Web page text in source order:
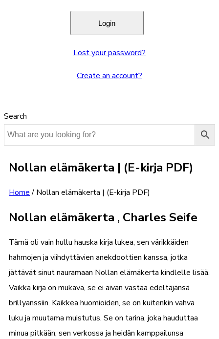
Lost your password?
Create an account?
Search
Nollan elämäkerta | (E-kirja PDF)
Home/ Nollan elämäkerta | (E-kirja PDF)
Nollan elämäkerta , Charles Seife
Tämä oli vain hullu hauska kirja lukea, sen värikkäiden
hahmojen ja viihdyttävien anekdoottien kanssa, jotka
jättävät sinut nauramaan Nollan elämäkerta kindlelle lisää.
Vaikka kirja on mukava, se ei aivan vastaa edeltäjänsä
brillyanssiin. Kaikkea huomioiden, se on kuitenkin vahva
luku ja muutama muistutus. Se on tarina, joka hauduttaa
minua pitkään, sen verkossa ja heidän kamppailunsa